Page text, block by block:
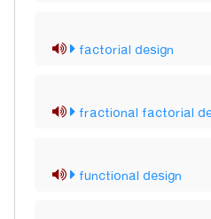
factorial design
fractional factorial
functional design